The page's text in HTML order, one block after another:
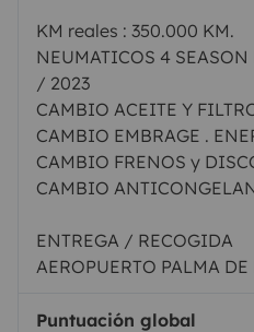
KM reales : 350.000 KM.
NEUMATICOS 4
/ 2023
CAMBIO ACEITE Y
CAMBIO EMBRAGE .
CAMBIO FRENOS y
CAMBIO
ENTREGA / RECOGIDA
AEROPUERTO PALMA
Puntuación global